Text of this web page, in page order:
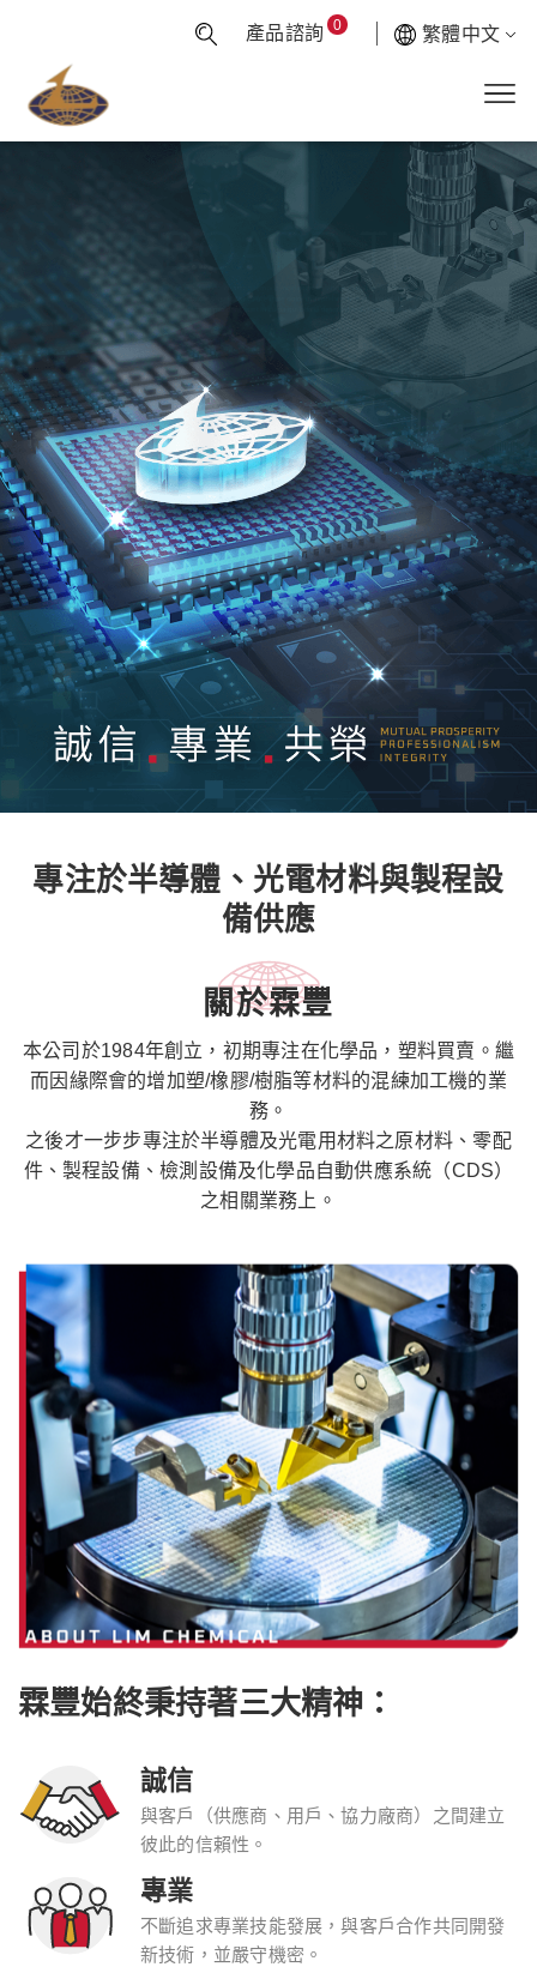
產品諮詢 0 繁體中文
專注於半導體、光電材料與製程設
備供應
關於霖豐
本公司於1984年創立，初期專注在化學品，塑料買賣。繼
而因緣際會的增加塑/橡膠/樹脂等材料的混練加工機的業
務。
之後才一步步專注於半導體及光電用材料之原材料、零配
件、製程設備、檢測設備及化學品自動供應系統（CDS）
之相關業務上。
霖豐始終秉持著三大精神：
誠信
與客戶（供應商、用戶、協力廠商）之間建立
彼此的信賴性。
專業
不斷追求專業技能發展，與客戶合作共同開發
新技術，並嚴守機密。